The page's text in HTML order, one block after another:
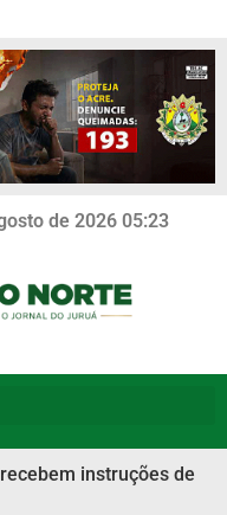
de 2026 05:23
instruções de